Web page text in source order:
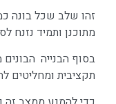
זהו שלב שכל בונה
מתוכנן ותמיד נזנח
בסוף הבנייה
תקציבית ומחליטים